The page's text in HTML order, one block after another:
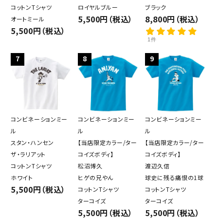
コットンTシャツ
オートミール
5,500円（税込）
ロイヤルブルー
5,500円（税込）
ブラック
8,800円（税込）
1件
7
コンビネーションミー
ル
スタン・ハンセン
ザ・ラリアット
コットンTシャツ
ホワイト
5,500円（税込）
8
コンビネーションミー
ル
【当店限定カラー/ター
コイズボディ】
松沼博久
ヒゲの兄やん
コットンTシャツ
ターコイズ
5,500円（税込）
9
コンビネーションミー
ル
【当店限定カラー/ター
コイズボディ】
渡辺久信
球史に残る痛恨の1球
コットンTシャツ
ターコイズ
5,500円（税込）